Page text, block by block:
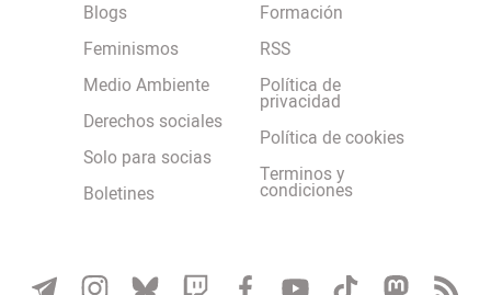
Blogs
Feminismos
Medio Ambiente
Derechos sociales
Solo para socias
Boletines
Formación
RSS
Política de
privacidad
Política de cookies
Terminos y
condiciones